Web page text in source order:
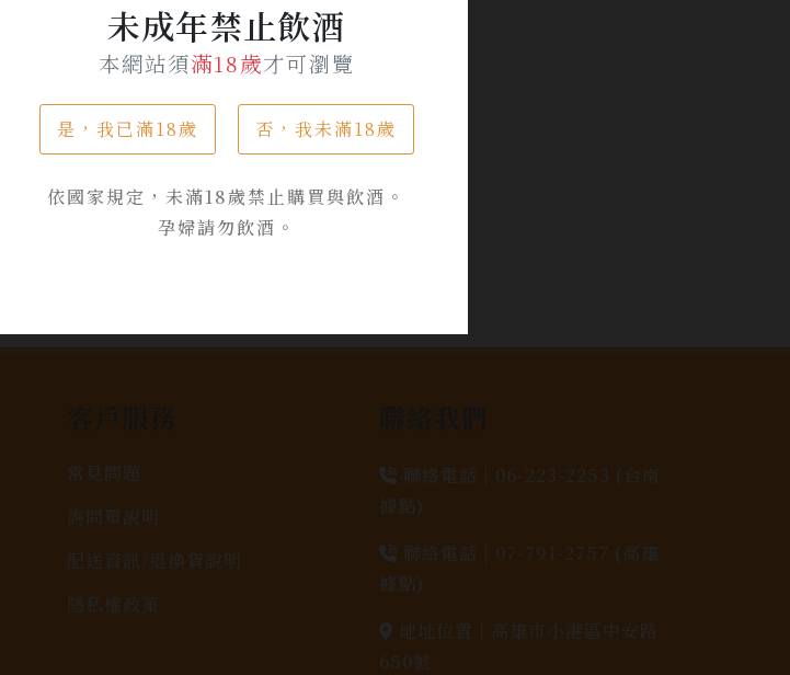
未成年禁止飲酒
本網站須滿18歲才可瀏覽
是，我已滿18歲 否，我未滿18歲
依國家規定，未滿18歲禁止購買與飲酒。
孕婦請勿飲酒。
常見問題
詢問單說明
配送資訊/退換貨說明
隱私權政策
聯絡電話 | 06-223-2253 (台南
據點)
聯絡電話 | 07-791-2757 (高雄
據點)
地址位置 | 高雄市小港區中安路
650號